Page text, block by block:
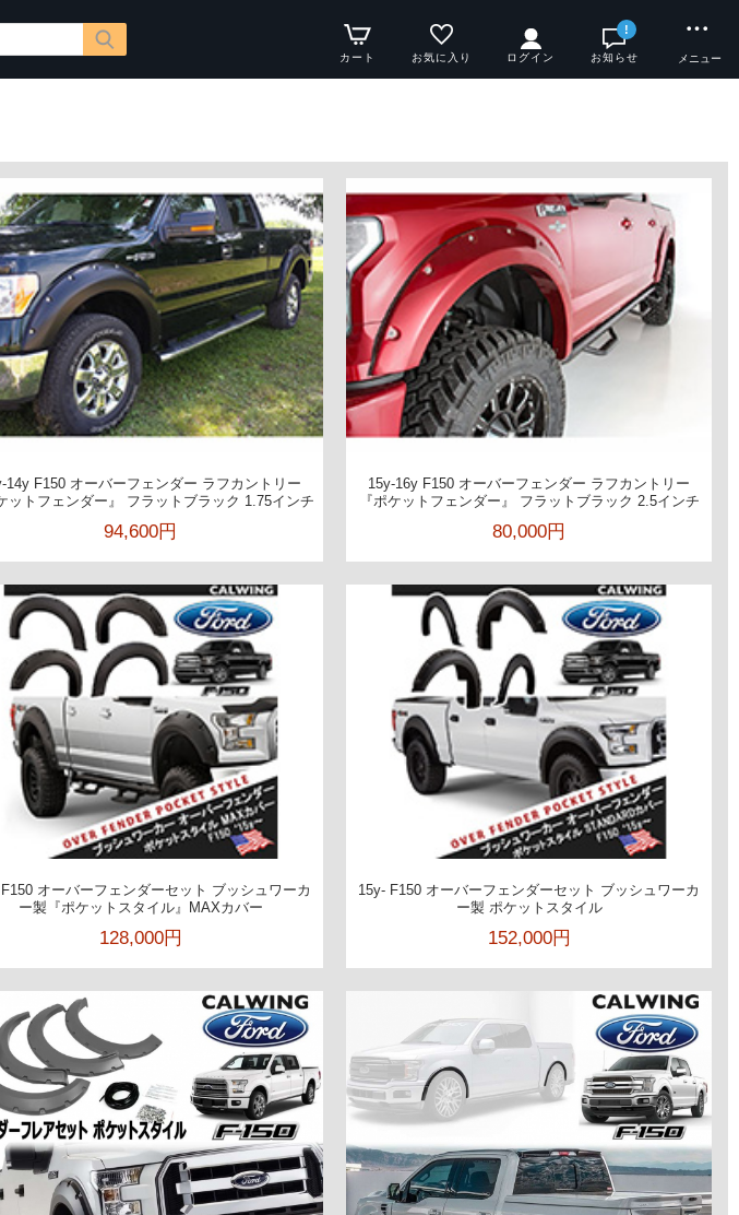
カート お気に入り ログイン
!
お知らせ メニュー
14y F150 オーバーフェンダー ラフカントリー
ットフェンダー』 フラットブラック 1.75インチ
94,600円
15y-16y F150 オーバーフェンダー ラフカントリー
『ポケットフェンダー』 フラットブラック 2.5インチ
80,000円
オーバーフェンダーセット ブッシュワーカ
ー製『ポケットスタイル』MAXカバー
128,000円
15y- F150 オーバーフェンダーセット ブッシュワーカ
ー製 ポケットスタイル
152,000円